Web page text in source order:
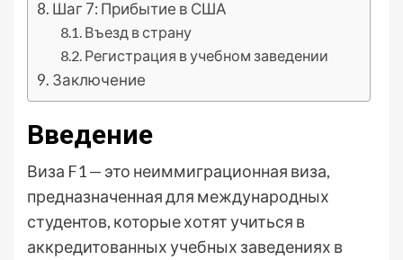
Шаг 7: Прибытие в США
Въезд в страну
Регистрация в учебном заведении
Заключение
Введение
Виза F1 — это неиммиграционная виза,
предназначенная для международных
студентов, которые хотят учиться в
аккредитованных учебных заведениях в